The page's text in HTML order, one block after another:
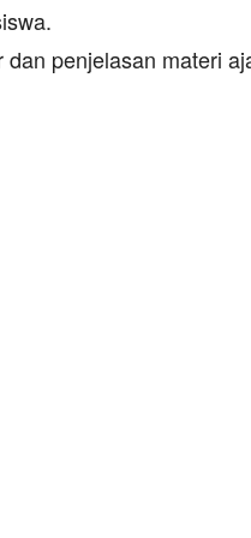
penjelasan materi